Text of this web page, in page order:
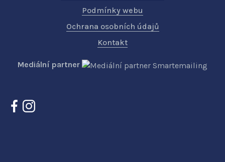
Podmínky webu
Ochrana osobních údajů
Kontakt
Mediální partner